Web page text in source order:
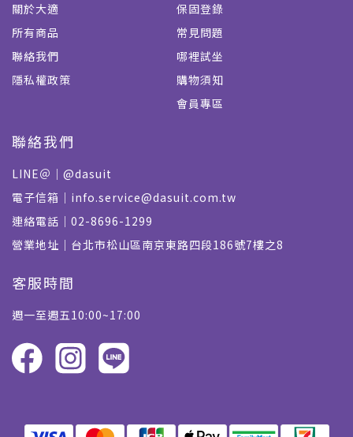
關於大適
所有商品
聯絡我們
隱私權政策
保固登錄
常見問題
哪裡試坐
購物須知
會員專區
聯絡我們
LINE＠｜@dasuit
電子信箱｜info.service@dasuit.com.tw
連絡電話｜02-8696-1299
營業地址｜台北市松山區南京東路四段186號7樓之8
客服時間
週一至週五10:00~17:00